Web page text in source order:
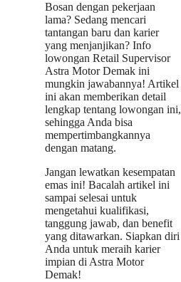
Bosan dengan pekerjaan
lama? Sedang mencari
tantangan baru dan karier
yang menjanjikan? Info
lowongan Retail Supervisor
Astra Motor Demak ini
mungkin jawabannya! Artikel
ini akan memberikan detail
lengkap tentang lowongan ini,
sehingga Anda bisa
mempertimbangkannya
dengan matang.
Jangan lewatkan kesempatan
emas ini! Bacalah artikel ini
sampai selesai untuk
mengetahui kualifikasi,
tanggung jawab, dan benefit
yang ditawarkan. Siapkan diri
Anda untuk meraih karier
impian di Astra Motor
Demak!